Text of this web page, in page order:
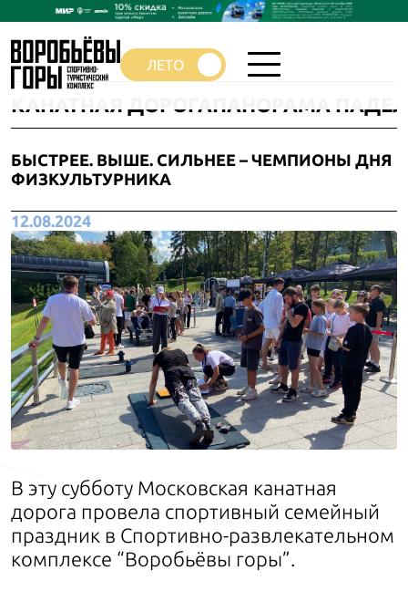
КАНАТНАЯ ДОРОГАПАНОРАМА ПАДЕЛ
БЫСТРЕЕ. ВЫШЕ. СИЛЬНЕЕ – ЧЕМПИОНЫ ДНЯ
ФИЗКУЛЬТУРНИКА
12.08.2024
В эту субботу Московская канатная
дорога провела спортивный семейный
праздник в Спортивно-развлекательном
комплексе “Воробьёвы горы”.